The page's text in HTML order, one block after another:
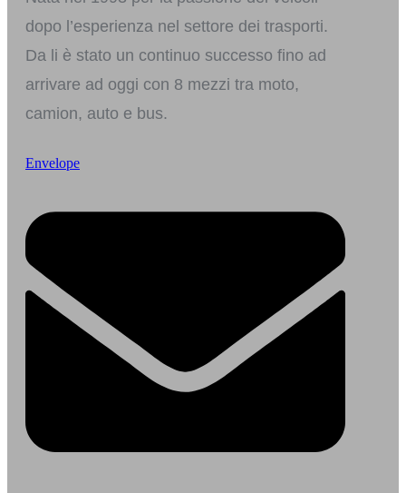
dopo l’esperienza nel settore dei trasporti.
Da li è stato un continuo successo fino ad
arrivare ad oggi con 8 mezzi tra moto,
camion, auto e bus.​
Envelope